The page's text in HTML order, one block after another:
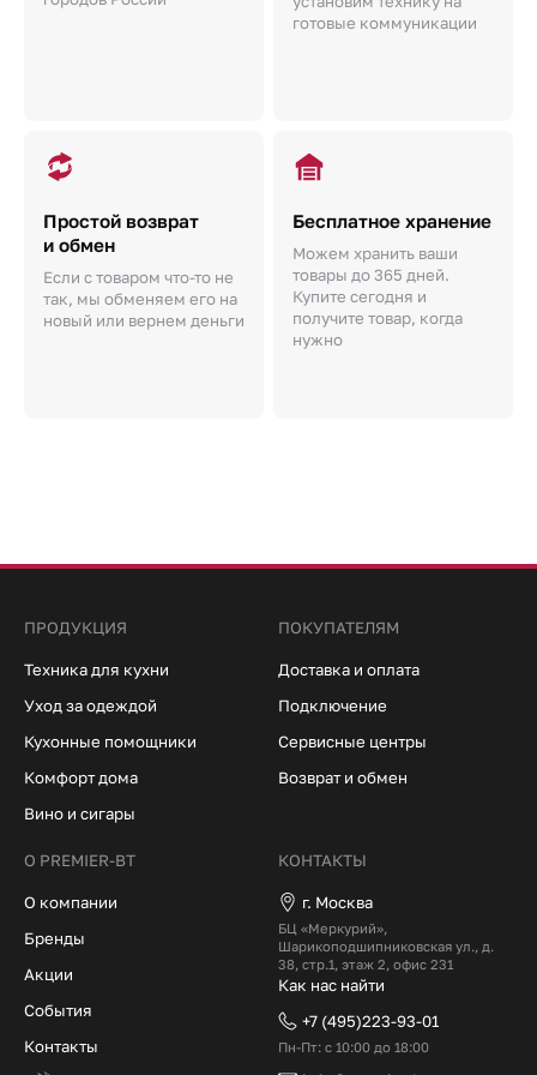
готовые коммуникации
Простой возврат
и обмен
Если с товаром что-то не
так, мы обменяем его на
новый или вернем деньги
Бесплатное хранение
Можем хранить ваши
товары до 365 дней.
Купите сегодня и
получите товар, когда
нужно
ПРОДУКЦИЯ
Техника для кухни
Уход за одеждой
Кухонные помощники
Комфорт дома
Вино и сигары
ПОКУПАТЕЛЯМ
Доставка и оплата
Подключение
Сервисные центры
Возврат и обмен
О PREMIER-BT
О компании
Бренды
Акции
События
Контакты
КОНТАКТЫ
г. Москва
БЦ «Меркурий»,
Шарикоподшипниковская ул., д.
38, стр.1, этаж 2, офис 231
Как нас найти
+7 (495)223-93-01
Пн-Пт: с 10:00 до 18:00